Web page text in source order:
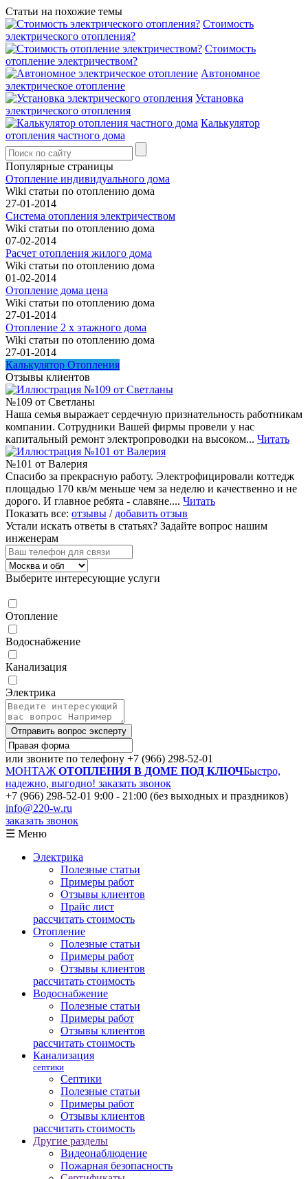
Статьи на похожие темы
Стоимость
электрического отопления?
Стоимость
отопление электричеством?
Автономное
электрическое отопление
Установка
электрического отопления
Калькулятор
отопления частного дома
Популярные страницы
Отопление индивидуального дома
Wiki статьи по отоплению дома
27-01-2014
Система отопления электричеством
Wiki статьи по отоплению дома
07-02-2014
Расчет отопления жилого дома
Wiki статьи по отоплению дома
01-02-2014
Отопление дома цена
Wiki статьи по отоплению дома
27-01-2014
Отопление 2 х этажного дома
Wiki статьи по отоплению дома
27-01-2014
Калькулятор Отопления
Отзывы клиентов
№109 от Светланы
Наша семья выражает сердечную признательность работникам
компании. Сотрудники Вашей фирмы провели у нас
капитальный ремонт электропроводки на высоком... Читать
№101 от Валерия
Спасибо за прекрасную работу. Электрофицировали коттедж
площадью 170 кв/м меньше чем за неделю и качественно и не
дорого. И главное ребята - славяне.... Читать
Показать все: отзывы / добавить отзыв
Устали искать ответы в статьях? Задайте вопрос нашим
инженерам
Выберите интересующие услуги
Отопление
Водоснабжение
Канализация
Электрика
Отправить вопрос эксперту
или звоните по телефону +7 (966) 298-52-01
МОНТАЖ ОТОПЛЕНИЯ В ДОМЕ ПОД КЛЮЧБыстро,
надежно, выгодно! заказать звонок
+7 (966) 298-52-01 9:00 - 21:00 (без выходных и праздников)
info@220-w.ru
заказать звонок
☰ Меню
Электрика
Полезные статьи
Примеры работ
Отзывы клиентов
Прайс лист
рассчитать стоимость
Отопление
Полезные статьи
Примеры работ
Отзывы клиентов
рассчитать стоимость
Водоснабжение
Полезные статьи
Примеры работ
Отзывы клиентов
рассчитать стоимость
Канализация
септики
Септики
Полезные статьи
Примеры работ
Отзывы клиентов
рассчитать стоимость
Другие разделы
Видеонаблюдение
Пожарная безопасность